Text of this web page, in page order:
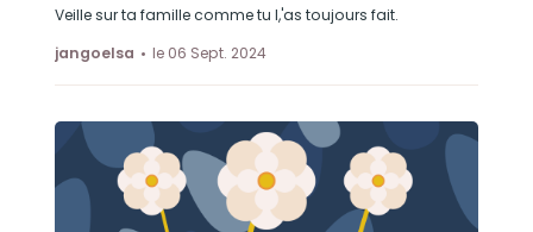
Veille sur ta famille comme tu l,'as toujours fait.
jangoelsa
le 06 Sept. 2024